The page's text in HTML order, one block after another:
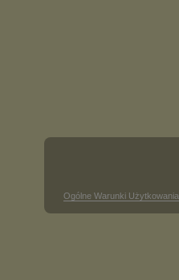
Ogólne Warunki Użytkowania